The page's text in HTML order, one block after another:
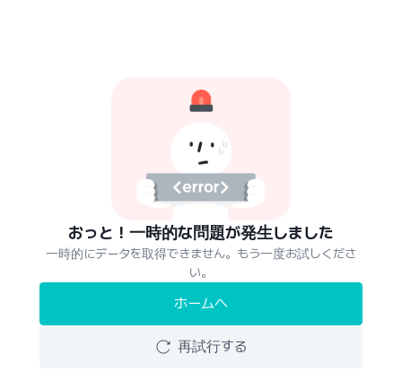
おっと！一時的な問題が発生しました
一時的にデータを取得できません。もう一度お試しくださ
い。
ホームへ
再試行する